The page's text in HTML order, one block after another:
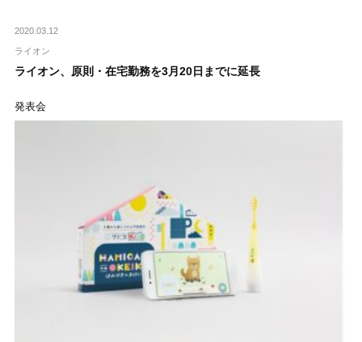
2020.03.12
ライオン
ライオン、原則・在宅勤務を3月20日までに延長
発表会